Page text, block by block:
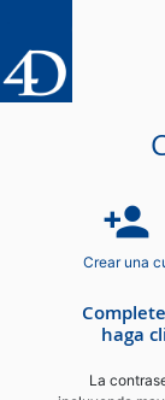
person_add
Crear una
haga
La